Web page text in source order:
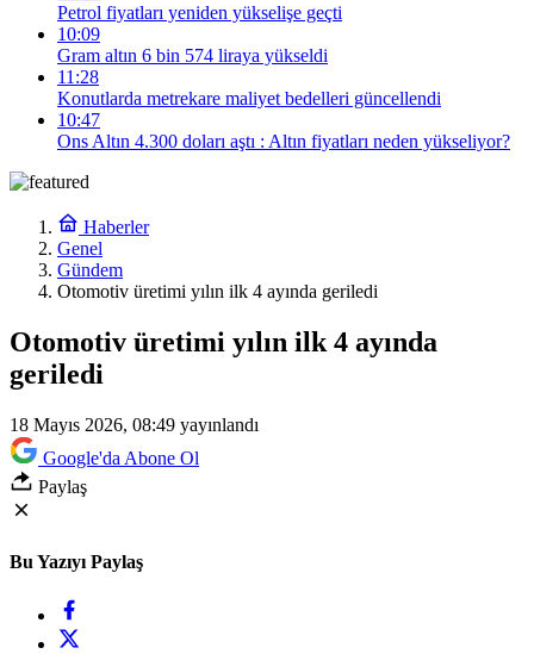
Petrol fiyatları yeniden yükselişe geçti
10:09
Gram altın 6 bin 574 liraya yükseldi
11:28
Konutlarda metrekare maliyet bedelleri güncellendi
10:47
Ons Altın 4.300 doları aştı : Altın fiyatları neden yükseliyor?
Haberler
Genel
Gündem
Otomotiv üretimi yılın ilk 4 ayında geriledi
Otomotiv üretimi yılın ilk 4 ayında
geriledi
18 Mayıs 2026, 08:49 yayınlandı
Google'da Abone Ol
Paylaş
Bu Yazıyı Paylaş